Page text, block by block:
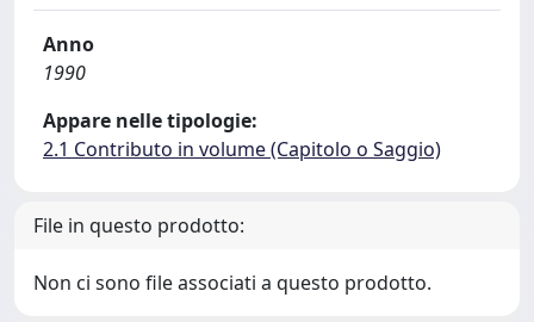
Anno
1990
Appare nelle tipologie:
2.1 Contributo in volume (Capitolo o Saggio)
File in questo prodotto:
Non ci sono file associati a questo prodotto.